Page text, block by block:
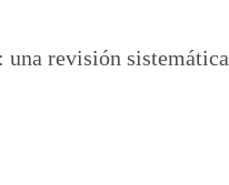
revisión sistemática